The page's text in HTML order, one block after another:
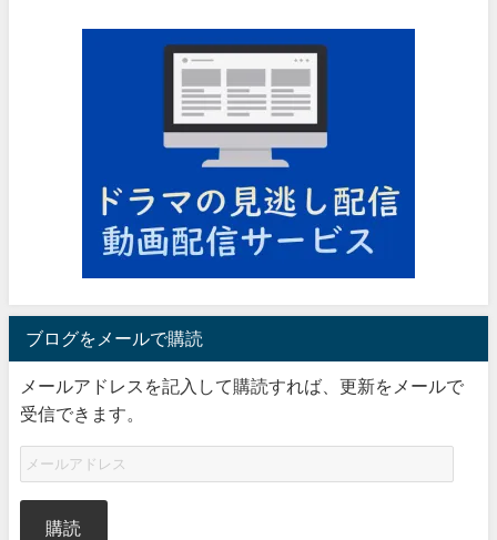
ブログをメールで購読
メールアドレスを記入して購読すれば、更新をメールで
受信できます。
購読